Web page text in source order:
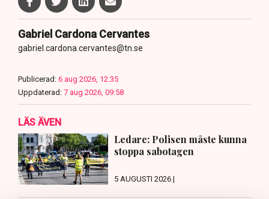
Gabriel Cardona Cervantes
gabriel.cardona.cervantes@tn.se
Publicerad: 6 aug 2026, 12:35
Uppdaterad: 7 aug 2026, 09:58
LÄS ÄVEN
Ledare: Polisen måste kunna
stoppa sabotagen
5 AUGUSTI 2026 |